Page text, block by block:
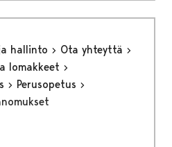
hallinto
Ota yhteyttä
lomakkeet
Perusopetus